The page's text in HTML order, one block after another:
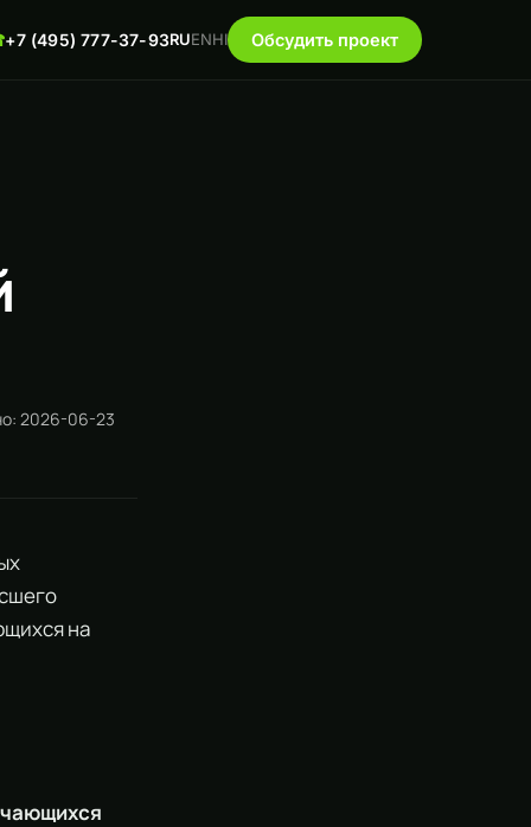
+7 (495) 777-37-93RUENHI Обсудить проект
2026-06-23
на